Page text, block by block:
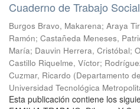
Cuaderno de Trabajo
Burgos Bravo, Makarena; Araya
Ramón; Castañeda Meneses,
María; Dauvin Herrera, Cristóbal;
Castillo Riquelme, Víctor;
Cuzmar, Ricardo (Departamento
Universidad Tecnológica
Esta publicación contiene los